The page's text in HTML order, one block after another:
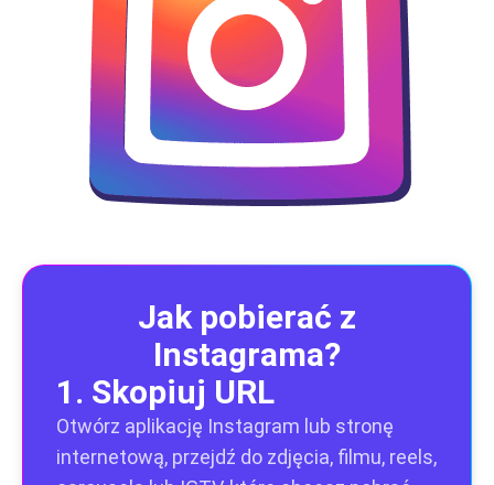
Jak pobierać z
Instagrama?
1. Skopiuj URL
Otwórz aplikację Instagram lub stronę
internetową, przejdź do zdjęcia, filmu, reels,